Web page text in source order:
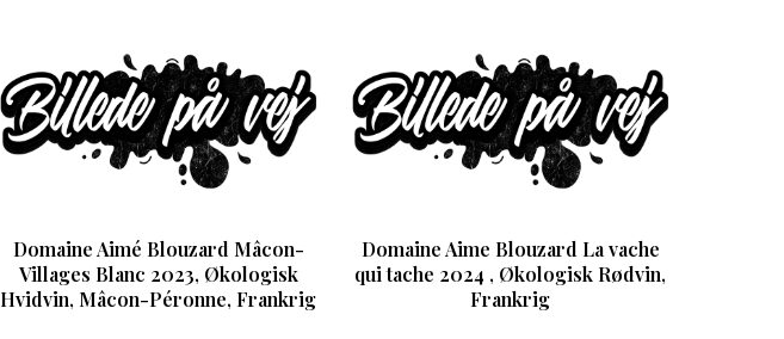
Domaine Aimé Blouzard Mâcon-
Villages Blanc 2023, Økologisk
Hvidvin, Mâcon-Péronne, Frankrig
Domaine Aime Blouzard La vache
qui tache 2024 , Økologisk Rødvin,
Frankrig